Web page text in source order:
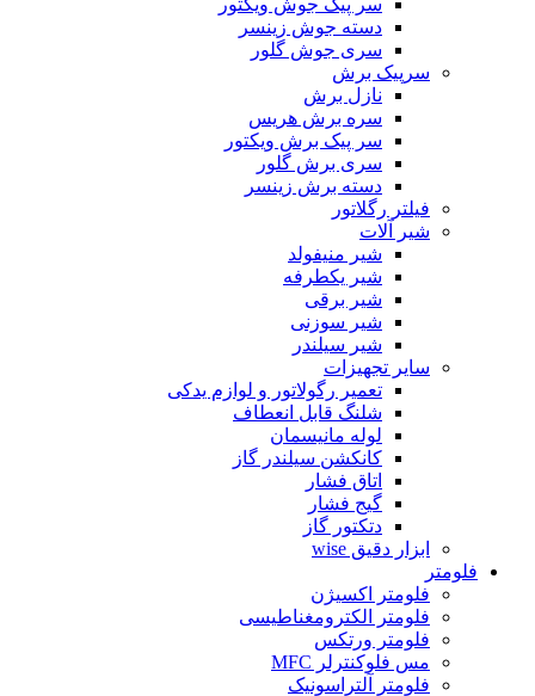
سر پیک جوش ویکتور
دسته جوش زینسر
سری جوش گلور
سرپیک برش
نازل برش
سره برش هریس
سر پیک برش ویکتور
سری برش گلور
دسته برش زینسر
فیلتر رگلاتور
شیر آلات
شیر منیفولد
شیر یکطرفه
شیر برقی
شیر سوزنی
شیر سیلندر
سایر تجهیزات
تعمیر رگولاتور و لوازم یدکی
شلنگ قابل انعطاف
لوله مانیسمان
کانکشن سیلندر گاز
اتاق فشار
گیج فشار
دتکتور گاز
ابزار دقیق wise
فلومتر
فلومتر اکسیژن
فلومتر الکترومغناطیسی
فلومتر ورتکس
مس فلوکنترلر MFC
فلومتر آلتراسونیک